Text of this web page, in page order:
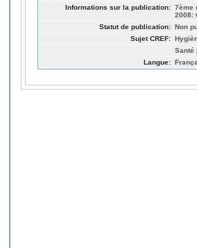
Informations sur la publication: 7ème
2008:
Statut de publication: Non
Sujet CREF:
Santé
Langue: